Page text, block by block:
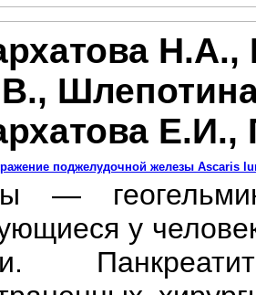
Н.А.,
поджелудочной железы Ascaris
—
у